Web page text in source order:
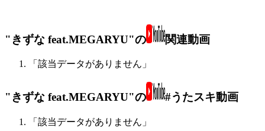
"きずな feat.MEGARYU"の 関連動画
「該当データがありません」
"きずな feat.MEGARYU"の #うたスキ動画
「該当データがありません」